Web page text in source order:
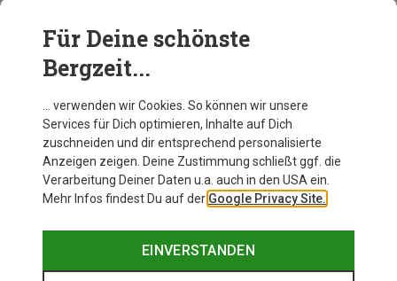
Hängematte für 200 kg – für hohe Belastbarkeit
Du willst eine Hängematte kaufen? Dann erkunde große
Für Deine schönste
Bergzeit...
… verwenden wir Cookies. So können wir unsere
Services für Dich optimieren, Inhalte auf Dich
zuschneiden und dir entsprechend personalisierte
Anzeigen zeigen. Deine Zustimmung schließt ggf. die
Verarbeitung Deiner Daten u.a. auch in den USA ein.
Mehr Infos findest Du auf der Google Privacy Site.
EINVERSTANDEN